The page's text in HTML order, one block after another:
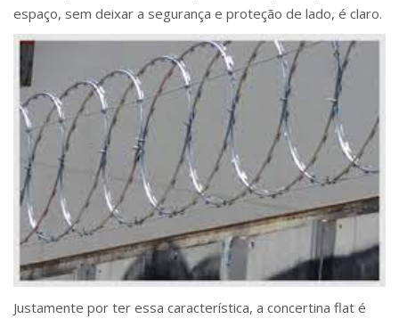
espaço, sem deixar a segurança e proteção de lado, é claro.
Justamente por ter essa característica, a concertina flat é